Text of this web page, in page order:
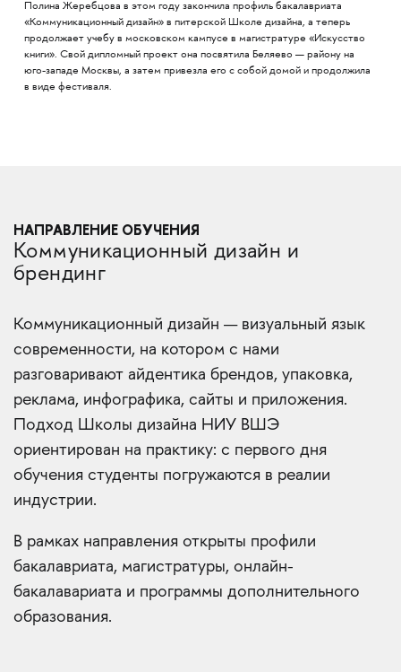
Полина Жеребцова в этом году закончила профиль бакалавриата
«Коммуникационный дизайн» в питерской Школе дизайна, а теперь
продолжает учебу в московском кампусе в магистратуре «Искусство
книги». Свой дипломный проект она посвятила Беляево — району на
юго-западе Москвы, а затем привезла его с собой домой и продолжила
в виде фестиваля.
НАПРАВЛЕНИЕ ОБУЧЕНИЯ
Коммуникационный дизайн и
брендинг
Коммуникационный дизайн — визуальный язык
современности, на котором с нами
разговаривают айдентика брендов, упаковка,
реклама, инфографика, сайты и приложения.
Подход Школы дизайна НИУ ВШЭ
ориентирован на практику: с первого дня
обучения студенты погружаются в реалии
индустрии.
В рамках направления открыты профили
бакалавриата, магистратуры, онлайн-
бакалавариата и программы дополнительного
образования.